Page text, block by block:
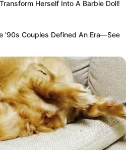
szerint most válik veszéllyé
azt is állította, hogy
szerinte nem az ő
hanem a Tisza-kormány
valós veszéllyé.
Herself Into A Barbie Doll!
'90s Couples Defined An Era—See